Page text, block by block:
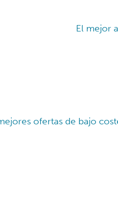
El mejor
ofertas de bajo